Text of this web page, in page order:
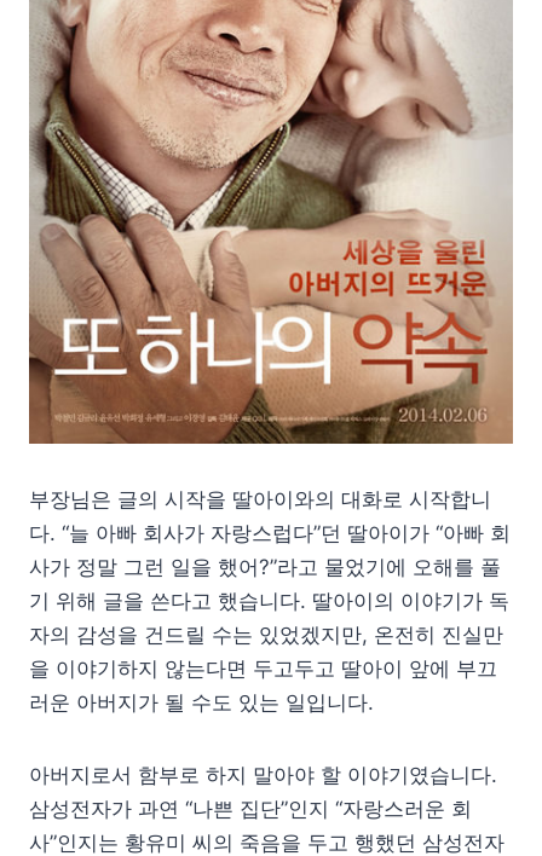
부장님은 글의 시작을 딸아이와의 대화로 시작합니
다. “늘 아빠 회사가 자랑스럽다”던 딸아이가 “아빠 회
사가 정말 그런 일을 했어?”라고 물었기에 오해를 풀
기 위해 글을 쓴다고 했습니다. 딸아이의 이야기가 독
자의 감성을 건드릴 수는 있었겠지만, 온전히 진실만
을 이야기하지 않는다면 두고두고 딸아이 앞에 부끄
러운 아버지가 될 수도 있는 일입니다.
아버지로서 함부로 하지 말아야 할 이야기였습니다.
삼성전자가 과연 “나쁜 집단”인지 “자랑스러운 회
사”인지는 황유미 씨의 죽음을 두고 행했던 삼성전자